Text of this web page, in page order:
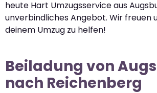
heute Hart Umzugsservice aus
unverbindliches Angebot. Wir freuen
deinem Umzug zu helfen!
Beiladung von
nach Reichenberg